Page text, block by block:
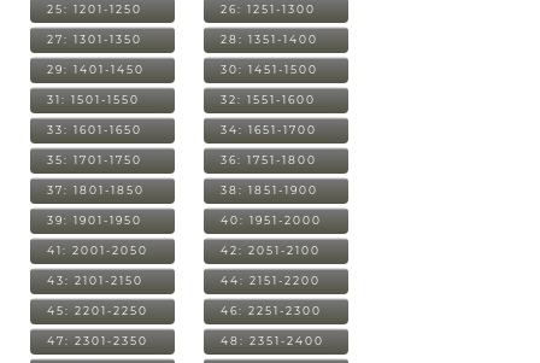
25: 1201-1250 26: 1251-1300
27: 1301-1350 28: 1351-1400
29: 1401-1450 30: 1451-1500
31: 1501-1550 32: 1551-1600
33: 1601-1650 34: 1651-1700
35: 1701-1750 36: 1751-1800
37: 1801-1850 38: 1851-1900
39: 1901-1950 40: 1951-2000
41: 2001-2050 42: 2051-2100
43: 2101-2150 44: 2151-2200
45: 2201-2250 46: 2251-2300
47: 2301-2350 48: 2351-2400